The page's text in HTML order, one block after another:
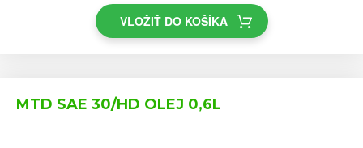
VLOŽIŤ DO KOŠÍKA
MTD SAE 30/HD OLEJ 0,6L